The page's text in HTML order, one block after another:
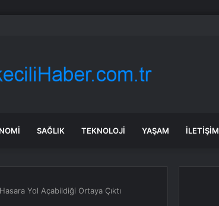
uçuşunda tarihi rekor: 24 saatten fazla havada kaldılar
SAĞLIK TEKNOLOJI YAŞAM İLETIŞIM
Yol Açabildiği Ortaya Çıktı